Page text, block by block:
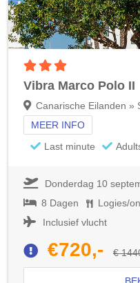
Vibra Marco Polo II
Canarische Eilanden »
MEER INFO
Last minute
Donderdag 10
8 Dagen
Logies/
Inclusief vlucht
€720,- €